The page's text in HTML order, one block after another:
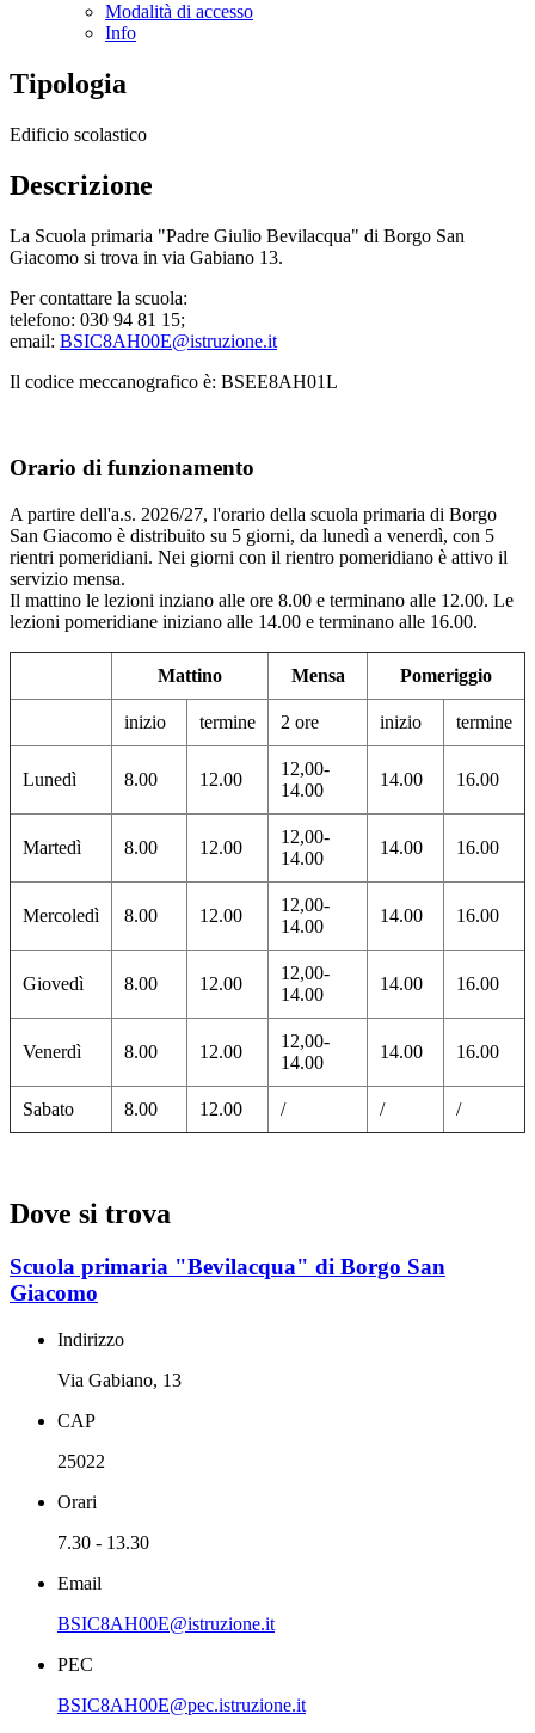
Modalità di accesso
Info
Tipologia
Edificio scolastico
Descrizione
La Scuola primaria "Padre Giulio Bevilacqua" di Borgo San
Giacomo si trova in via Gabiano 13.
Per contattare la scuola:
telefono: 030 94 81 15;
email: BSIC8AH00E@istruzione.it
Il codice meccanografico è: BSEE8AH01L
Orario di funzionamento
A partire dell'a.s. 2026/27, l'orario della scuola primaria di Borgo
San Giacomo è distribuito su 5 giorni, da lunedì a venerdì, con 5
rientri pomeridiani. Nei giorni con il rientro pomeridiano è attivo il
servizio mensa.
Il mattino le lezioni inziano alle ore 8.00 e terminano alle 12.00. Le
lezioni pomeridiane iniziano alle 14.00 e terminano alle 16.00.
Mattino Mensa Pomeriggio
inizio termine 2 ore inizio termine
Lunedì 8.00 12.00
12,00-
14.00
14.00 16.00
Martedì 8.00 12.00
12,00-
14.00
14.00 16.00
Mercoledì 8.00 12.00
12,00-
14.00
14.00 16.00
Giovedì 8.00 12.00
12,00-
14.00
14.00 16.00
Venerdì 8.00 12.00
12,00-
14.00
14.00 16.00
Sabato 8.00 12.00 / / /
Dove si trova
Scuola primaria "Bevilacqua" di Borgo San
Giacomo
Indirizzo
Via Gabiano, 13
CAP
25022
Orari
7.30 - 13.30
Email
BSIC8AH00E@istruzione.it
PEC
BSIC8AH00E@pec.istruzione.it